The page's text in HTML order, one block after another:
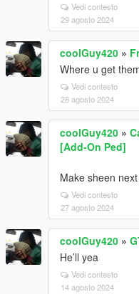
Vedi contesto
29 agosto 2024
coolGuy420 »
Where u get
Vedi contesto
28 agosto 2024
coolGuy420 »
[Add-On Ped]
Make sheen
Vedi contesto
27 agosto 2024
coolGuy420 »
He’ll yea
Vedi contesto
14 agosto 2024